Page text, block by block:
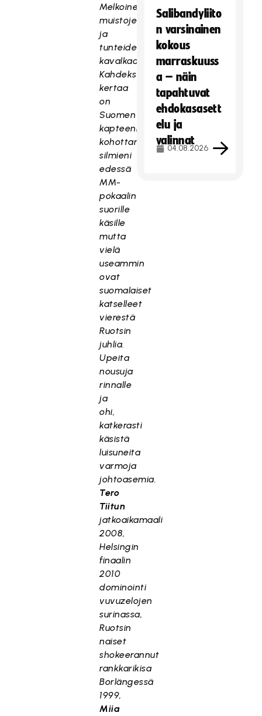
Melkoinen
muistojen
ja
tunteiden
kavalkadi.
Kahdeksan
kertaa
on
Suomen
kapteeni
kohottanut
silmieni
edessä
MM-
pokaalin
suorille
käsille
mutta
vielä
useammin
ovat
suomalaiset
katselleet
vierestä
Ruotsin
juhlia.
Upeita
nousuja
rinnalle
ja
ohi,
katkerasti
käsistä
luisuneita
varmoja
johtoasemia.
Tero
Tiitun
jatkoaikamaali
2008,
Helsingin
finaalin
2010
dominointi
vuvuzelojen
surinassa,
Ruotsin
naiset
shokeerannut
rankkarikisa
Borlängessä
1999,
Miia
Salibandyliito
n varsinainen
kokous
marraskuuss
a – näin
tapahtuvat
ehdokasasett
elu ja
valinnat
04.08.2026